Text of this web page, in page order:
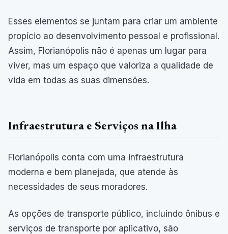
Esses elementos se juntam para criar um ambiente
propício ao desenvolvimento pessoal e profissional.
Assim, Florianópolis não é apenas um lugar para
viver, mas um espaço que valoriza a qualidade de
vida em todas as suas dimensões.
Infraestrutura e Serviços na Ilha
Florianópolis conta com uma infraestrutura
moderna e bem planejada, que atende às
necessidades de seus moradores.
As opções de transporte público, incluindo ônibus e
serviços de transporte por aplicativo, são